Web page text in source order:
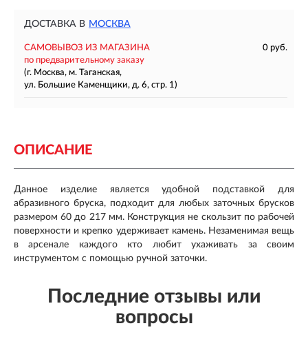
ДОСТАВКА В МОСКВА
САМОВЫВОЗ ИЗ МАГАЗИНА
0 руб.
по предварительному заказу
(г. Москва, м. Таганская,
ул. Большие Каменщики, д. 6, стр. 1)
ОПИСАНИЕ
Данное изделие является удобной подставкой для
абразивного бруска, подходит для любых заточных брусков
размером 60 до 217 мм. Конструкция не скользит по рабочей
поверхности и крепко удерживает камень. Незаменимая вещь
в арсенале каждого кто любит ухаживать за своим
инструментом с помощью ручной заточки.
Последние отзывы или
вопросы